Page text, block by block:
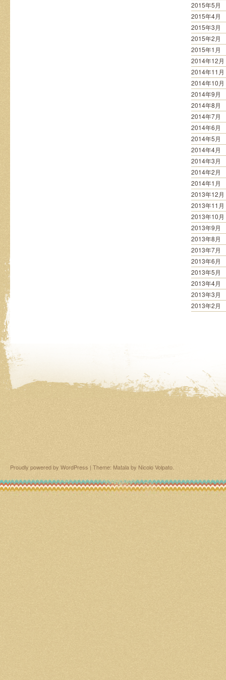
2015年5月
2015年4月
2015年3月
2015年2月
2015年1月
2014年12月
2014年11月
2014年10月
2014年9月
2014年8月
2014年7月
2014年6月
2014年5月
2014年4月
2014年3月
2014年2月
2014年1月
2013年12月
2013年11月
2013年10月
2013年9月
2013年8月
2013年7月
2013年6月
2013年5月
2013年4月
2013年3月
2013年2月
Proudly powered by WordPress | Theme: Matala by Nicolo Volpato